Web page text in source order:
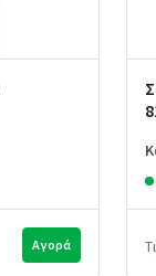
Αγορά